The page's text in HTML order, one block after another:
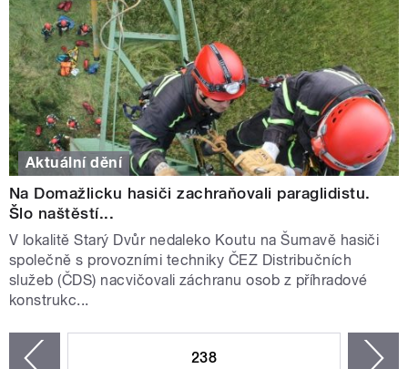
Aktuální dění
Na Domažlicku hasiči zachraňovali paraglidistu.
Šlo naštěstí...
V lokalitě Starý Dvůr nedaleko Koutu na Šumavě hasiči
společně s provozními techniky ČEZ Distribučních
služeb (ČDS) nacvičovali záchranu osob z příhradové
konstrukc...
238